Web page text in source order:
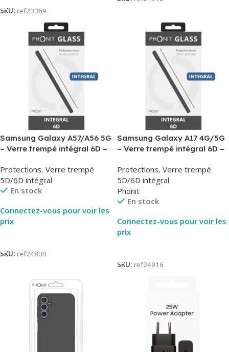
SKU: ref23369
Samsung Galaxy A57/A56 5G
– Verre trempé intégral 6D –
Protections, Verre trempé
5D/6D intégral
En stock
Connectez-vous pour voir les
prix
SKU: ref24800
Samsung Galaxy A17 4G/5G
– Verre trempé intégral 6D –
Protections, Verre trempé
5D/6D intégral
Phonit
En stock
Connectez-vous pour voir les
prix
SKU: ref24916